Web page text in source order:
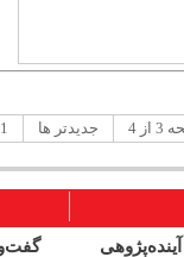
4 جدیدتر ها 1